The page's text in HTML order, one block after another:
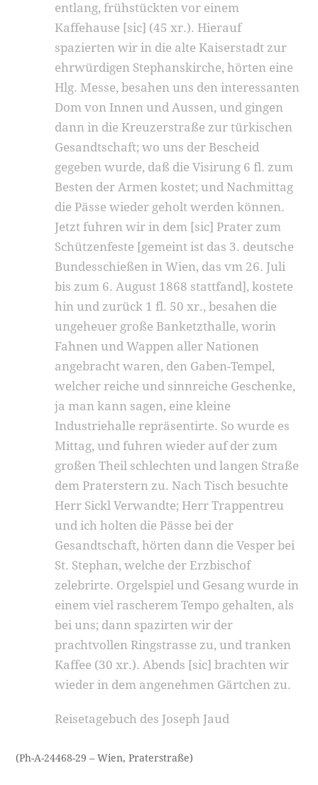
entlang, frühstückten vor einem
Kaffehause [sic] (45 xr.). Hierauf
spazierten wir in die alte Kaiserstadt zur
ehrwürdigen Stephanskirche, hörten eine
Hlg. Messe, besahen uns den interessanten
Dom von Innen und Aussen, und gingen
dann in die Kreuzerstraße zur türkischen
Gesandtschaft; wo uns der Bescheid
gegeben wurde, daß die Visirung 6 fl. zum
Besten der Armen kostet; und Nachmittag
die Pässe wieder geholt werden können.
Jetzt fuhren wir in dem [sic] Prater zum
Schützenfeste [gemeint ist das 3. deutsche
Bundesschießen in Wien, das vm 26. Juli
bis zum 6. August 1868 stattfand], kostete
hin und zurück 1 fl. 50 xr., besahen die
ungeheuer große Banketzthalle, worin
Fahnen und Wappen aller Nationen
angebracht waren, den Gaben-Tempel,
welcher reiche und sinnreiche Geschenke,
ja man kann sagen, eine kleine
Industriehalle repräsentirte. So wurde es
Mittag, und fuhren wieder auf der zum
großen Theil schlechten und langen Straße
dem Praterstern zu. Nach Tisch besuchte
Herr Sickl Verwandte; Herr Trappentreu
und ich holten die Pässe bei der
Gesandtschaft, hörten dann die Vesper bei
St. Stephan, welche der Erzbischof
zelebrirte. Orgelspiel und Gesang wurde in
einem viel rascherem Tempo gehalten, als
bei uns; dann spazirten wir der
prachtvollen Ringstrasse zu, und tranken
Kaffee (30 xr.). Abends [sic] brachten wir
wieder in dem angenehmen Gärtchen zu.
Reisetagebuch des Joseph Jaud
(Ph-A-24468-29 – Wien, Praterstraße)